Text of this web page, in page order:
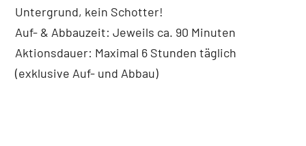
Untergrund, kein Schotter!
Auf- & Abbauzeit: Jeweils ca. 90 Minuten
Aktionsdauer: Maximal 6 Stunden täglich
(exklusive Auf- und Abbau)